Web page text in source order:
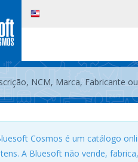
Cosmos é um catálogo
A Bluesoft não vende,